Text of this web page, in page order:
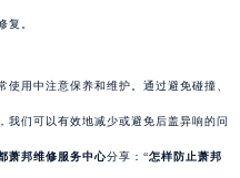
复。
用中注意保养和维护。通过避免碰撞、
我们可以有效地减少或避免后盖异响的问
萧邦维修服务中心分享：“怎样防止萧邦